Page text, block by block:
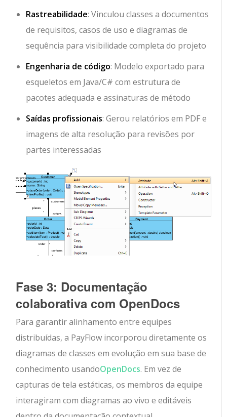
Rastreabilidade: Vinculou classes a documentos
de requisitos, casos de uso e diagramas de
sequência para visibilidade completa do projeto
Engenharia de código: Modelo exportado para
esqueletos em Java/C# com estrutura de
pacotes adequada e assinaturas de método
Saídas profissionais: Gerou relatórios em PDF e
imagens de alta resolução para revisões por
partes interessadas
Fase 3: Documentação
colaborativa com OpenDocs
Para garantir alinhamento entre equipes
distribuídas, a PayFlow incorporou diretamente os
diagramas de classes em evolução em sua base de
conhecimento usandoOpenDocs. Em vez de
capturas de tela estáticas, os membros da equipe
interagiram com diagramas ao vivo e editáveis